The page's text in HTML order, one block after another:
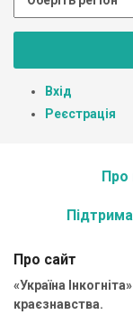
Вхід
Реєстрація
Про
Про сайт
«Україна
краєзнавства.